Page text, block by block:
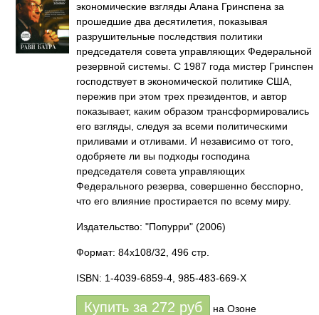
экономические взгляды Алана Гринспена за
прошедшие два десятилетия, показывая
разрушительные последствия политики
председателя совета управляющих Федеральной
резервной системы. С 1987 года мистер Гринспен
господствует в экономической политике США,
пережив при этом трех президентов, и автор
показывает, каким образом трансформировались
его взгляды, следуя за всеми политическими
приливами и отливами. И независимо от того,
одобряете ли вы подходы господина
председателя совета управляющих
Федерального резерва, совершенно бесспорно,
что его влияние простирается по всему миру.
Издательство: "Попурри" (2006)
Формат: 84x108/32, 496 стр.
ISBN: 1-4039-6859-4, 985-483-669-Х
Купить за 272 руб на Озоне